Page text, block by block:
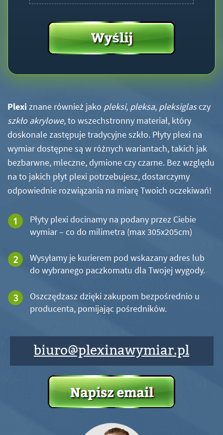
Plexi znane również jako pleksi, pleksa, pleksiglasczy
szkło akrylowe, to wszechstronny materiał, który
doskonale zastępuje tradycyjne szkło. Płyty plexi na
wymiar dostępne są w różnych wariantach, takich jak
bezbarwne, mleczne, dymione czy czarne. Bez względu
na to jakich płyt plexi potrzebujesz, dostarczymy
odpowiednie rozwiązania na miarę Twoich oczekiwań!
Płyty plexi docinamy na podany przez Ciebie
wymiar – co do milimetra (max 305x205cm)
Wysyłamy je kurierem pod wskazany adres lub
do wybranego paczkomatu dla Twojej wygody.
Oszczędzasz dzięki zakupom bezpośrednio u
producenta, pomijając pośredników.
biuro@plexinawymiar.pl